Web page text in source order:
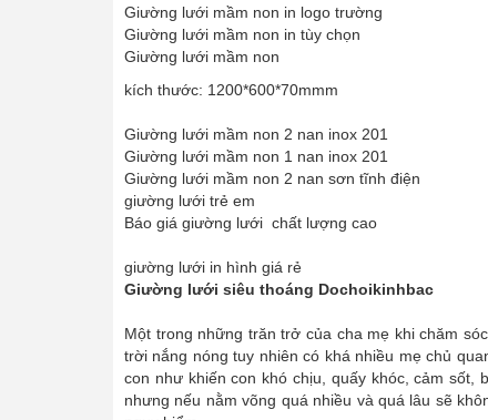
Giường lưới mầm non in logo trường
Giường lưới mầm non in tùy chọn
Giường lưới mầm non
kích thước: 1200*600*70mmm
Giường lưới mầm non 2 nan inox 201
Giường lưới mầm non 1 nan inox 201
Giường lưới mầm non 2 nan sơn tĩnh điện
giường lưới trẻ em
Báo giá giường lưới chất lượng cao
giường lưới in hình giá rẻ
Giường lưới siêu thoáng Dochoikinhbac
Một trong những trăn trở của cha mẹ khi chăm
trời nắng nóng tuy nhiên có khá nhiều mẹ chủ
con như khiến con khó chịu, quấy khóc, cảm sốt,
nhưng nếu nằm võng quá nhiều và quá lâu sẽ